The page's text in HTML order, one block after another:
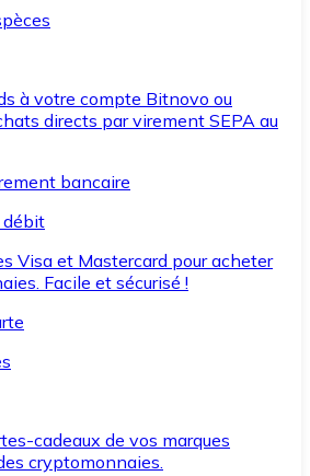
à votre compte Bitnovo ou
directs par virement SEPA au
bancaire
débit
Visa et Mastercard pour acheter
Facile et sécurisé !
cadeaux de vos marques
cryptomonnaies.